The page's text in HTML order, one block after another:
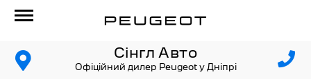
Сінгл Авто
Офіційний дилер Peugeot у Дніпрі